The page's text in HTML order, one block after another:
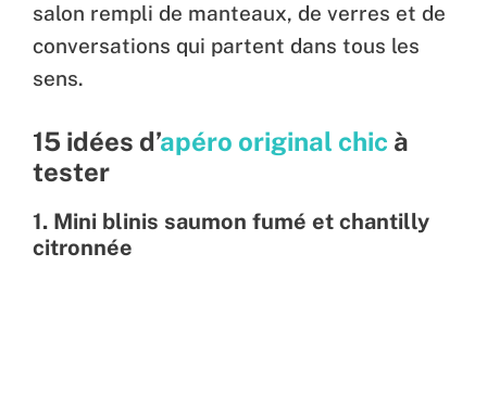
salon rempli de manteaux, de verres et de
conversations qui partent dans tous les
sens.
15 idées d’apéro original chic à
tester
1. Mini blinis saumon fumé et chantilly
citronnée